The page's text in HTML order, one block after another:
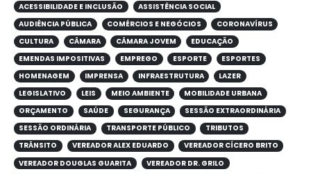
ACESSIBILIDADE E INCLUSÃO
ASSISTÊNCIA SOCIAL
AUDIÊNCIA PÚBLICA
COMÉRCIOS E NEGÓCIOS
CORONAVÍRUS
CULTURA
CÂMARA CÂMARA JOVEM
EDUCAÇÃO
EMENDAS IMPOSITIVAS
EMPREGO ESPORTE
ESPORTES
HOMENAGEM
IMPRENSA INFRAESTRUTURA
LAZER
LEGISLATIVO
LEIS MEIO AMBIENTE
MOBILIDADE URBANA
ORÇAMENTO
SAÚDE SEGURANÇA
SESSÃO EXTRAORDINÁRIA
SESSÃO ORDINÁRIA
TRANSPORTE PÚBLICO
TRIBUTOS
TRÂNSITO
VEREADOR ALEX EDUARDO
VEREADOR CÍCERO BRITO
VEREADOR DOUGLAS GUARITA
VEREADOR DR. GRILO